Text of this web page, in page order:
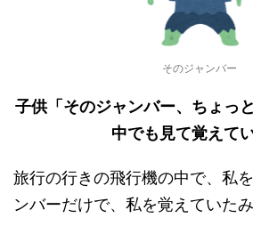
そのジャンバー
子供「そのジャンバー、ちょっ
中でも見て覚えてい
旅行の行きの飛行機の中で、私
ンバーだけで、私を覚えていた